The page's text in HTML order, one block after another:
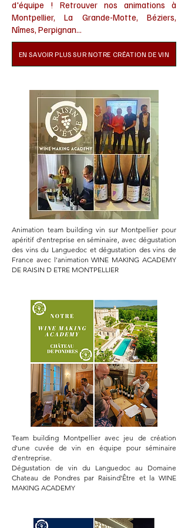
d'équipe ! Retrouver nos animations à
Montpellier,La Grande-Motte, Béziers,
Nîmes, Perpignan...
EN SAVOIR PLUS SUR NOTRE CRÉATION DE VIN
Animation team building vin sur Montpellier pour
apéritif d'entreprise en séminaire, avec dégustation
des vins du Languedoc et dégustation des vins de
France avec l'animation WINE MAKING ACADEMY
DE RAISIN D ETRE MONTPELLIER
Team building Montpellier avec jeu de création
d'une cuvée de vin en équipe pour séminaire
d'entreprise.
Dégustation de vin du Languedoc au Domaine
Chateau de Pondres par Raisind'Être et la WINE
MAKING ACADEMY